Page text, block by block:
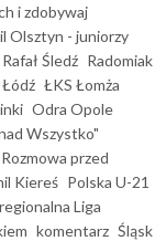
i zdobywaj
Olsztyn - juniorzy
Rafał Śledź Radomiak
ŁKS Łomża
Odra Opole
Wszystko"
Rozmowa przed
Kiereś Polska U-21
Liga
komentarz Śląsk